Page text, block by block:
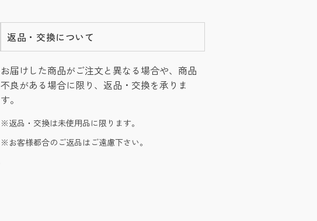
返品・交換について
お届けした商品がご注文と異なる場合や、商品
不良がある場合に限り、返品・交換を承りま
す。
返品・交換は未使用品に限ります。
お客様都合のご返品はご遠慮下さい。